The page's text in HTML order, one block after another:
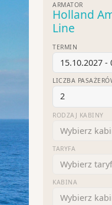
ARMATOR
Holland
Line
TERMIN
15.10.2027 -
LICZBA
2
RODZAJ KABINY
Wybierz
TARYFA
Wybierz
KABINA
Wybierz